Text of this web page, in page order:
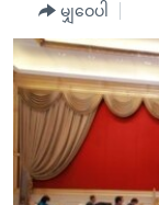
အကြောင်းအရာ
သို့
ကျော်
ကြည့်
ရန်
ပင်မ
အစ္စရေး-ပါလက်စ
ရပ်ဝန်းတခု လမ်း
အင်္ဂလိပ်စာလေ့လ
အမေရိကန်သုံးအီ
မကြေးမုံရဲ့ အင်္ဂလိ
ရုပ်ရှင်ထဲက အင်္ဂလိ
အပတ်စဉ်ကဏ္ဍမျာ
ရေဒီယို
တီဗွီ
ရေဒီယိုနှင့်ရုပ်သံ အ
ရေဒီယို/တီဗွီအစီအ
မျှဝေပါ